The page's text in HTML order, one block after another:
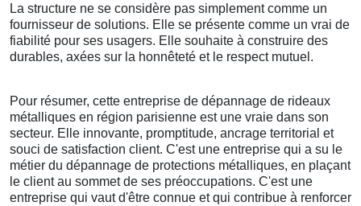
La structure ne se considère pas simplement comme un
fournisseur de solutions. Elle se présente comme un vrai de
fiabilité pour ses usagers. Elle souhaite à construire des
durables, axées sur la honnêteté et le respect mutuel.
Pour résumer, cette entreprise de dépannage de rideaux
métalliques en région parisienne est une vraie dans son
secteur. Elle innovante, promptitude, ancrage territorial et
souci de satisfaction client. C'est une entreprise qui a su le
métier du dépannage de protections métalliques, en plaçant
le client au sommet de ses préoccupations. C'est une
entreprise qui vaut d'être connue et qui contribue à renforcer